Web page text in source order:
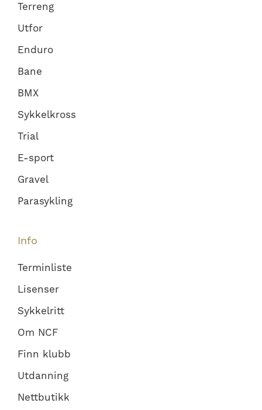
Terreng
Utfor
Enduro
Bane
BMX
Sykkelkross
Trial
E-sport
Gravel
Parasykling
Info
Terminliste
Lisenser
Sykkelritt
Om NCF
Finn klubb
Utdanning
Nettbutikk